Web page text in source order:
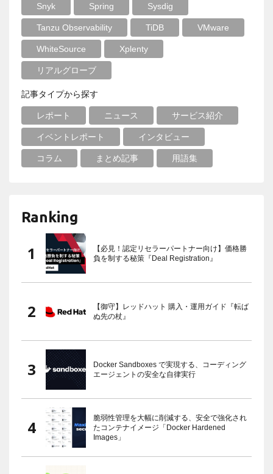
Snyk Spring Sysdig
Tanzu Observability TiDB VMware
WhiteSource Xplenty
リアルグローブ
記事タイプから探す
レポート ニュース サービス紹介
イベントレポート インタビュー
コラム まとめ記事 用語集
Ranking
【必見！認定リセラーパートナー向け】価格勝
負を制する秘策『Deal Registration』
【御守】レッドハット 購入・運用ガイド『転ば
ぬ先の杖』
Docker Sandboxes で実現する、コーディング
エージェントの安全な自律実行
脆弱性管理を大幅に削減する、安全で強化され
たコンテナイメージ「Docker Hardened
Images」